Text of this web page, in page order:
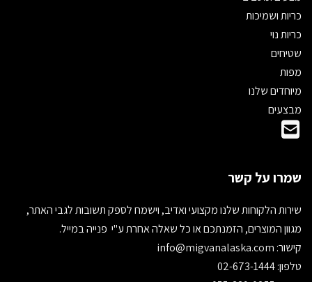
כריות ושמיכות
כריות נוי
שטיחים
מפות
מיוחדים שלנו
מבצעים
שמרו על קשר
שירות הלקוחות שלנו מקצועי ואדיב, וישמח לספק תשובות לגבי האתר,
מגוון המוצרים, הזמנתכם או כל שאלה אחרת ע"י פנייה במייל.
קישור:
טלפון: 02-673-1444